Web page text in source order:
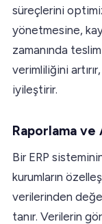
süreçlerini
yönetmesine,
zamanında
verimliliğini
iyileştirir.
Raporlama ve
Bir ERP
kurumların
verilerinden
tanır. Verilerin